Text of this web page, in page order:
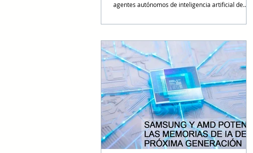
agentes autónomos de inteligencia artificial de
nube híbrida. Esta colaboración estratégica entre
de la IA corporativa, el cual consiste en transformar
los proyectos piloto y las pruebas aisladas en
operaciones reales y escalables para garantizar el
control total sobre los datos, la infra